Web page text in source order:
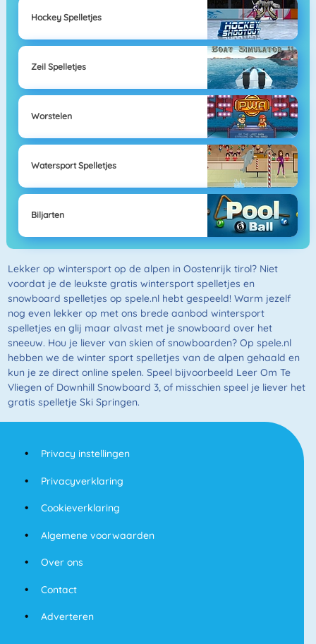
Hockey Spelletjes
Zeil Spelletjes
Worstelen
Watersport Spelletjes
Biljarten
Lekker op wintersport op de alpen in Oostenrijk tirol? Niet
voordat je de leukste gratis wintersport spelletjes en
snowboard spelletjes op spele.nl hebt gespeeld! Warm jezelf
nog even lekker op met ons brede aanbod wintersport
spelletjes en glij maar alvast met je snowboard over het
sneeuw. Hou je liever van skien of snowboarden? Op spele.nl
hebben we de winter sport spelletjes van de alpen gehaald en
kun je ze direct online spelen. Speel bijvoorbeeld Leer Om Te
Vliegen of Downhill Snowboard 3, of misschien speel je liever het
gratis spelletje Ski Springen.
Privacy instellingen
Privacyverklaring
Cookieverklaring
Algemene voorwaarden
Over ons
Contact
Adverteren